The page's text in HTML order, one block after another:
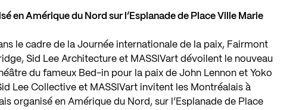
en Amérique du Nord sur l’Esplanade de Place Ville Marie
le cadre de la Journée internationale de la paix, Fairmont
Sid Lee Architecture et MASSIVart dévoilent le nouveau
du fameux Bed-in pour la paix de John Lennon et Yoko
Lee Collective et MASSIVart invitent les Montréalais à
organisé en Amérique du Nord, sur l’Esplanade de Place